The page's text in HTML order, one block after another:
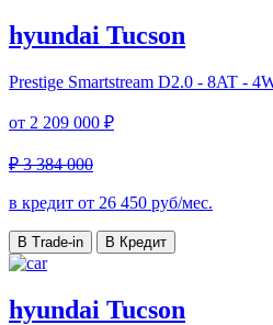
hyundai Tucson
Prestige Smartstream D2.0 - 8AT -
от 2 209 000 ₽
₽ 3 384 000
в кредит от 26 450 руб/мес.
В Trade-in В Кредит
hyundai Tucson